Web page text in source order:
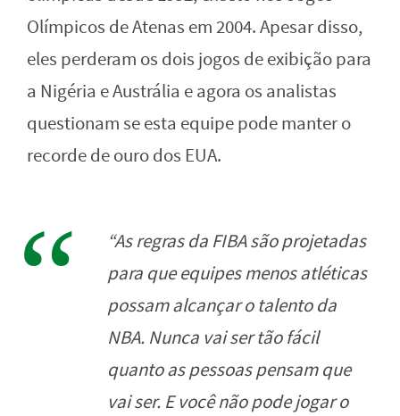
Olímpicos de Atenas em 2004. Apesar disso,
eles perderam os dois jogos de exibição para
a Nigéria e Austrália e agora os analistas
questionam se esta equipe pode manter o
recorde de ouro dos EUA.
“As regras da FIBA são projetadas
para que equipes menos atléticas
possam alcançar o talento da
NBA. Nunca vai ser tão fácil
quanto as pessoas pensam que
vai ser. E você não pode jogar o